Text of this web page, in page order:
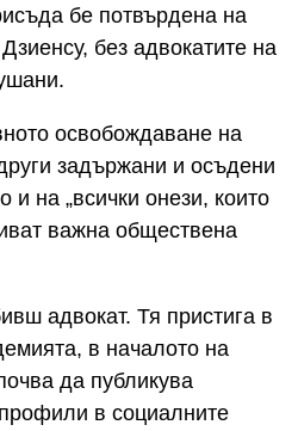
бе потвърдена на
без адвокатите на
освобождаване на
задържани и осъдени
и на „всички онези, които
важна обществена
адвокат. Тя пристига в
в началото на
да публикува
в социалните